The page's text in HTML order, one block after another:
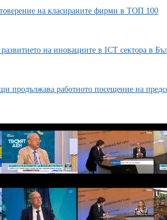
на класираните фирми в ТОП 100
на иновациите в ICT сектора в
продължава работното посещение на